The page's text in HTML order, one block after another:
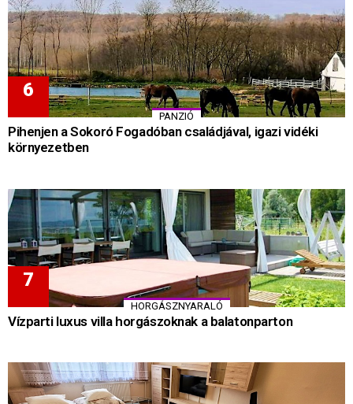
PANZIÓ
Pihenjen a Sokoró Fogadóban családjával, igazi vidéki
környezetben
HORGÁSZNYARALÓ
Vízparti luxus villa horgászoknak a balatonparton